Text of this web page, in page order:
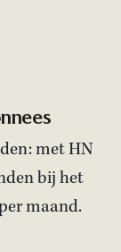
met HN
bij het
maand.